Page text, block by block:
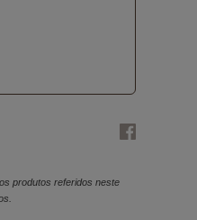
produtos referidos neste